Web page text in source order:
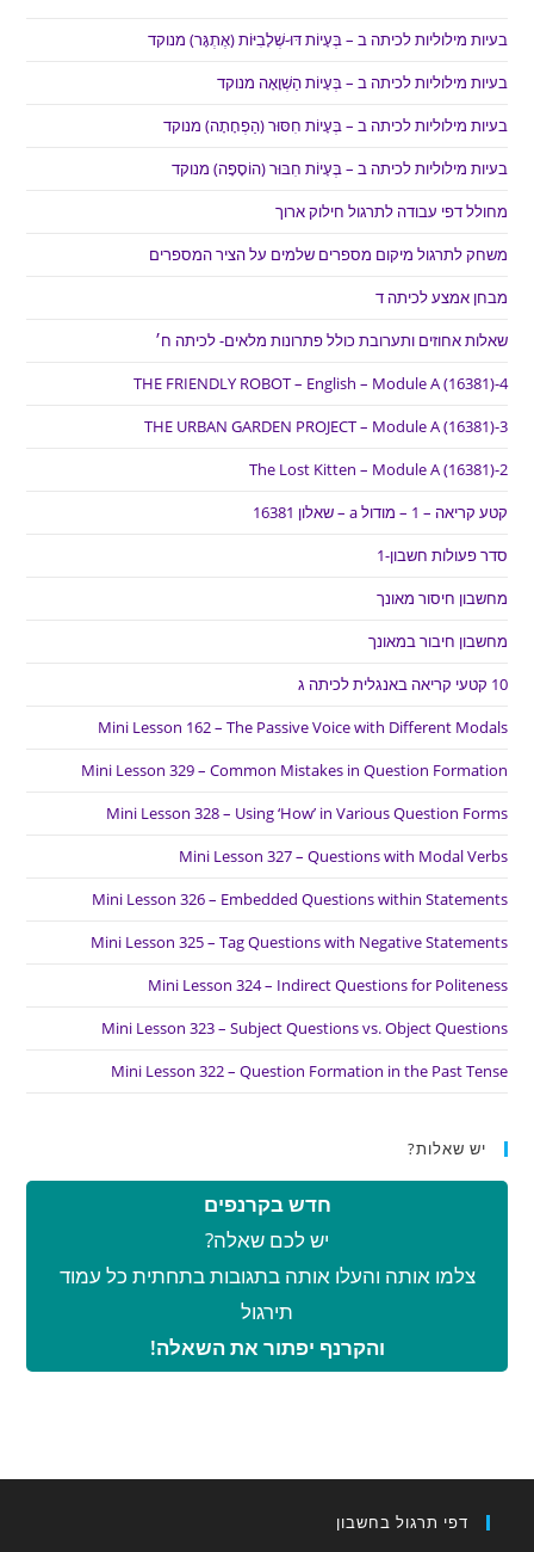
בעיות מילוליות לכיתה ב – בְּעָיוֹת דּוּ-שְׁלָבִיּוֹת (אֶתְגָּר) מנוקד
בעיות מילוליות לכיתה ב – בְּעָיוֹת הַשְׁוָאָה מנוקד
בעיות מילוליות לכיתה ב – בְּעָיוֹת חִסּוּר (הַפְחָתָה) מנוקד
בעיות מילוליות לכיתה ב – בְּעָיוֹת חִבּוּר (הוֹסָפָה) מנוקד
מחולל דפי עבודה לתרגול חילוק ארוך
משחק לתרגול מיקום מספרים שלמים על הציר המספרים
מבחן אמצע לכיתה ד
שאלות אחוזים ותערובת כולל פתרונות מלאים- לכיתה ח׳
THE FRIENDLY ROBOT – English – Module A (16381)-4
THE URBAN GARDEN PROJECT – Module A (16381)-3
The Lost Kitten – Module A (16381)-2
קטע קריאה – 1 – מודול a – שאלון 16381
סדר פעולות חשבון-1
מחשבון חיסור מאונך
מחשבון חיבור במאונך
10 קטעי קריאה באנגלית לכיתה ג
Mini Lesson 162 – The Passive Voice with Different Modals
Mini Lesson 329 – Common Mistakes in Question Formation
Mini Lesson 328 – Using ‘How’ in Various Question Forms
Mini Lesson 327 – Questions with Modal Verbs
Mini Lesson 326 – Embedded Questions within Statements
Mini Lesson 325 – Tag Questions with Negative Statements
Mini Lesson 324 – Indirect Questions for Politeness
Mini Lesson 323 – Subject Questions vs. Object Questions
Mini Lesson 322 – Question Formation in the Past Tense
יש שאלות?
חדש בקרנפים
יש לכם שאלה?
צלמו אותה והעלו אותה בתגובות בתחתית כל עמוד
תירגול
והקרנף יפתור את השאלה!
דפי תרגול בחשבון